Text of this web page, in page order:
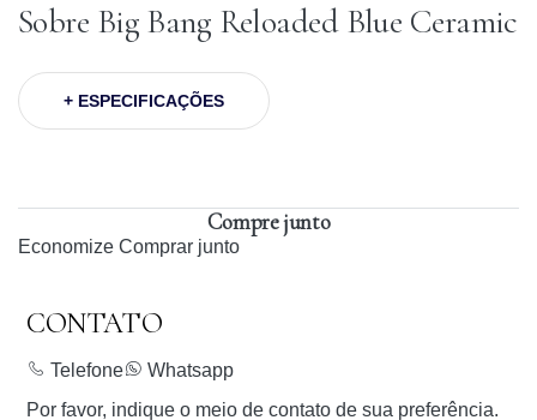
Sobre Big Bang Reloaded Blue Ceramic
+ ESPECIFICAÇÕES
Compre junto
Economize Comprar junto
CONTATO
Telefone
Whatsapp
Por favor, indique o meio de contato de sua preferência.